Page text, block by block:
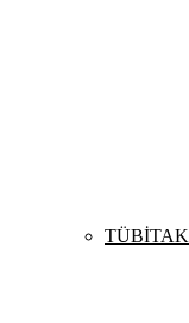
TÜBİTAK